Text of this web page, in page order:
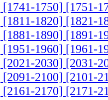
[1741-1750] [1751-
[1811-1820] [1821-
[1881-1890] [1891-
[1951-1960] [1961-
[2021-2030] [2031-
[2091-2100] [2101-
[2161-2170] [2171-